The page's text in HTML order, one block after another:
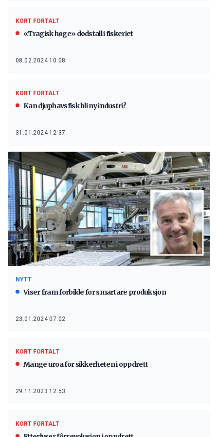
KORT FORTALT
«Tragisk høge» dødstall i fiskeriet
08.02.2024 10:08
KORT FORTALT
Kan djuphavsfisk bli ny industri?
31.01.2024 12:37
NYTT
Viser fram forbilde for smartare produksjon
23.01.2024 07:02
KORT FORTALT
Mange uroa for sikkerheten i oppdrett
29.11.2023 12:53
KORT FORTALT